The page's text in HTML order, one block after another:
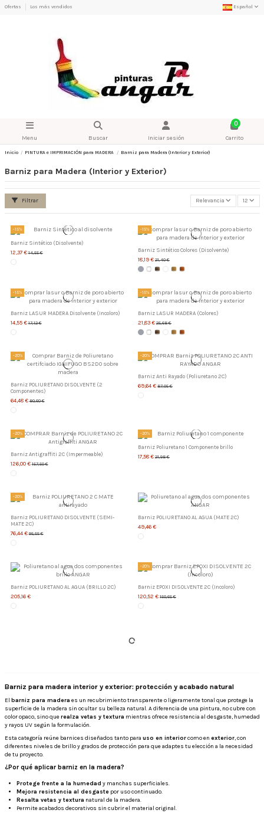
Ofertas Los más vendidos Español
Menu Buscar Iniciar sesión
0
Carrito
Inicio PINTURA e IMPRIMACIÓN para MADERA Barniz para Madera (Interior y Exterior)
Barniz para Madera (Interior y Exterior)
Filtrar Relevancia 12
-15%
Barniz Sintético (Disolvente)
12,37 €14,55 €
-15%
Barniz Sintético Colores (Disolvente)
18,19 € 21,40 €
-15%
Barniz LASUR MADERA Disolvente (Incoloro)
14,55 €17,12 €
-15%
Barniz LASUR MADERA (Colores)
21,83 € 25,68 €
-20%
Barniz POLIURETANO DISOLVENTE (2
Componentes)
64,48 €80,60 €
-20%
Barniz Anti Rayado (Poliuretano 2C)
69,64 € 87,05 €
-20%
Barniz Antigraffiti 2C (Impermeable)
126,00 €157,50 €
-20%
Barniz Poliuretano 1 Componente brillo
17,58 € 21,98 €
-20%
Barniz POLIURETANO DISOLVENTE (SEMI-
MATE 2C)
76,44 €95,55 €
Barniz POLIURETANO AL AGUA (MATE 2C)
49,46 €
Barniz POLIURETANO AL AGUA (BRILLO 2C)
205,16 €
-20%
Barniz EPOXI DISOLVENTE 2C (Incoloro)
120,52 € 150,65 €
Barniz para madera interior y exterior: protección y acabado natural
El barniz para madera es un recubrimiento transparente o ligeramente tonal que protege la
superficie de la madera sin ocultar su belleza natural. A diferencia de una pintura, no cubre con
color opaco, sino querealza vetas y textura mientras ofrece resistencia al desgaste, humedad
y rayos UV según la formulación.
Esta categoría reúne barnices diseñados tanto para uso en interiorcomo en exterior, con
diferentes niveles de brillo y grados de protección para que adaptes tu elección a la necesidad
de tu proyecto.
¿Por qué aplicar barniz en la madera?
Protege frente a la humedad y manchas superficiales.
Mejora resistencia al desgastepor uso continuado.
Resalta vetas y textura natural de la madera.
Permite acabados decorativos sin cubrir el material original.